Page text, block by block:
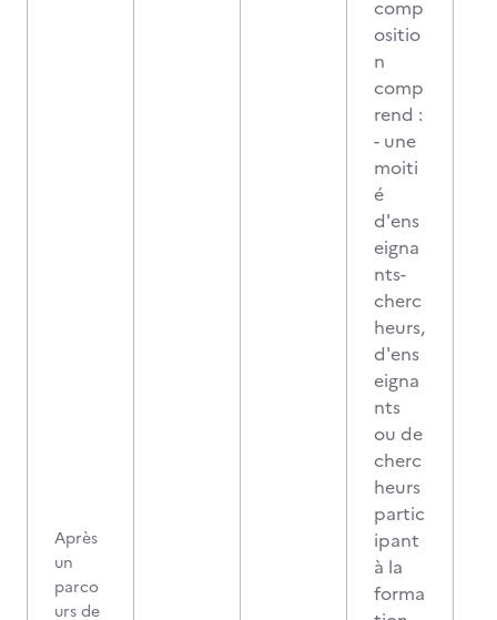
Après
un
parco
urs de
comp
ositio
n
comp
rend :
- une
moiti
é
d'ens
eigna
nts-
cherc
heurs,
d'ens
eigna
nts
ou de
cherc
heurs
partic
ipant
à la
forma